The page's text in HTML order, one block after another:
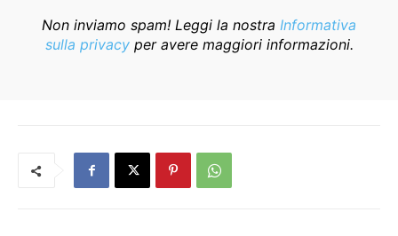
Non inviamo spam! Leggi la nostra Informativa
sulla privacyper avere maggiori informazioni.